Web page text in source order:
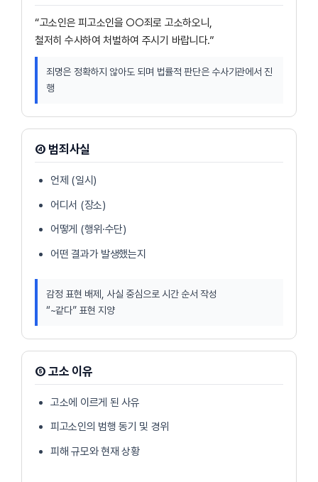
“고소인은 피고소인을 ○○죄로 고소하오니,
철저히 수사하여 처벌하여 주시기 바랍니다.”
죄명은 정확하지 않아도 되며 법률적 판단은 수사기관에서 진
행
④ 범죄사실
언제 (일시)
어디서 (장소)
어떻게 (행위·수단)
어떤 결과가 발생했는지
감정 표현 배제, 사실 중심으로 시간 순서 작성
“~같다” 표현 지양
⑤ 고소 이유
고소에 이르게 된 사유
피고소인의 범행 동기 및 경위
피해 규모와 현재 상황